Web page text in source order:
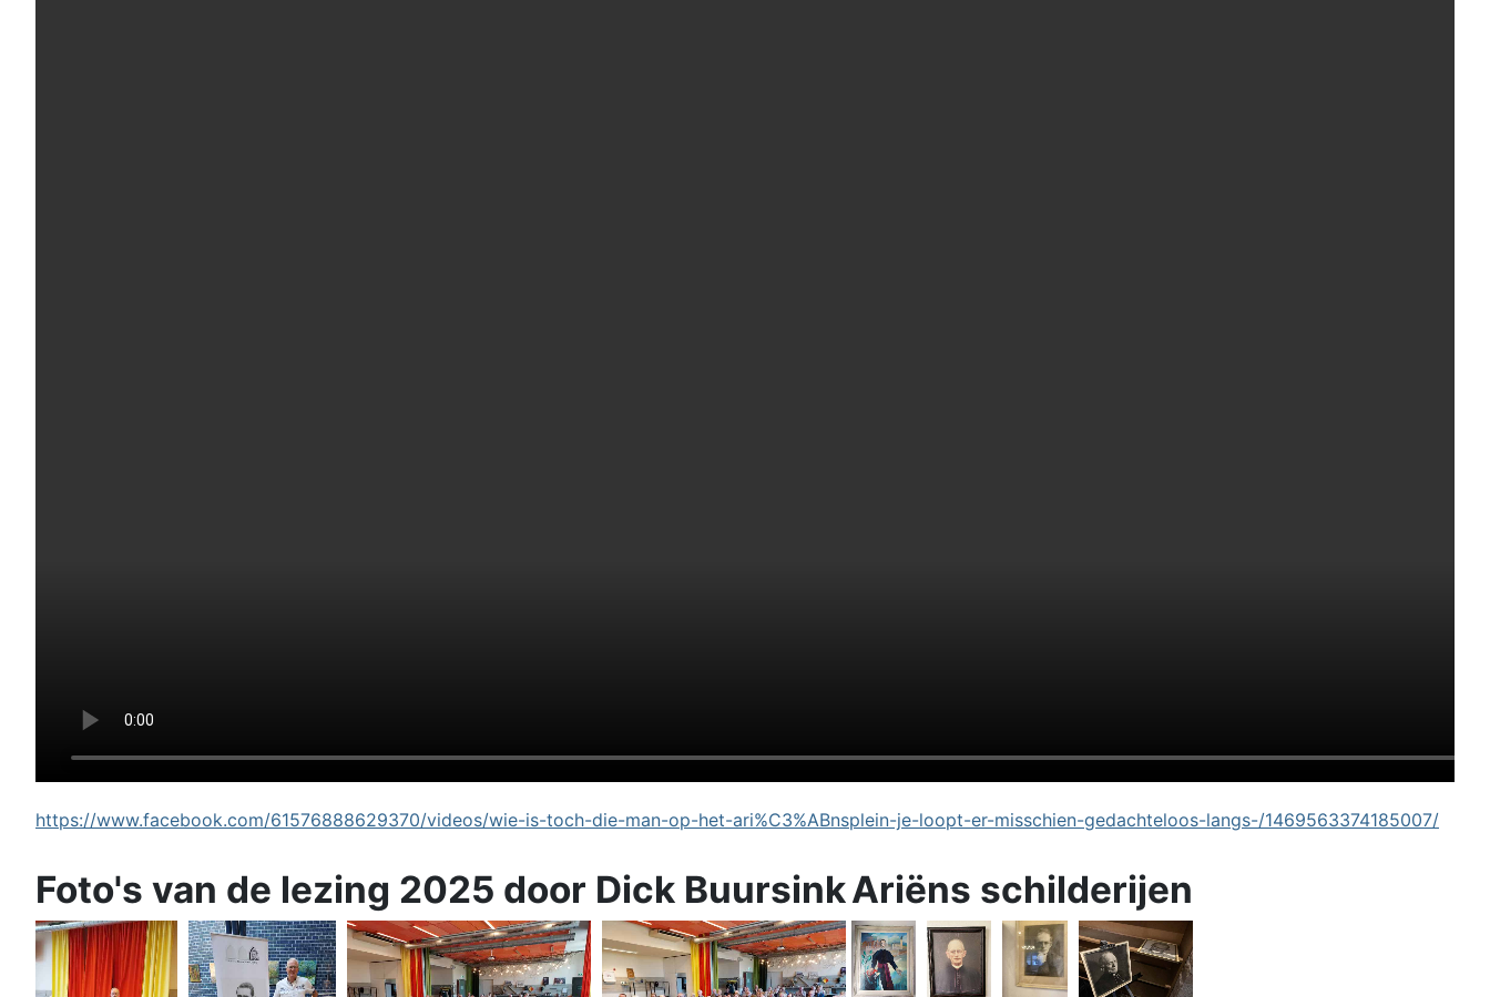
https://www.facebook.com/61576888629370/videos/wie-is-toch-die-man-op-het-ari%C3%ABnsplein-je-loopt-er-misschien-gedachteloos-langs-/1469563374185007/
Foto's van de lezing 2025 door Dick BuursinkAriëns schilderijen